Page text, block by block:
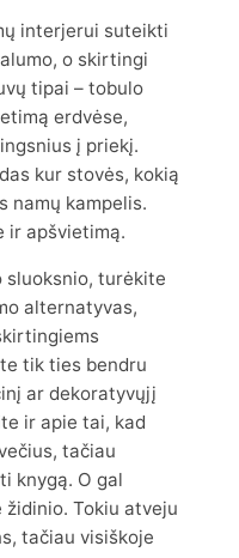
interjerui suteikti
o skirtingi
tipai – tobulo
erdvėse,
į priekį.
kur stovės, kokią
namų kampelis.
ir apšvietimą.
sluoksnio, turėkite
alternatyvas,
tik ties bendru
ar dekoratyvųjį
ir apie tai, kad
tačiau
knygą. O gal
Tokiu atveju
tačiau visiškoje